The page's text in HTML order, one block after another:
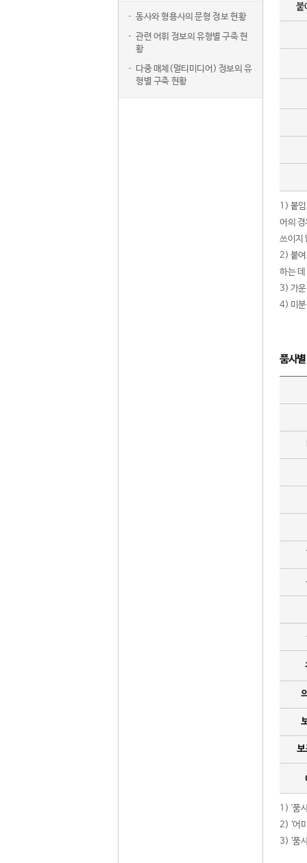
동사와 형용사의 문형 정보 현황
관련 어휘 정보의 유형별 구축 현
황
다중 매체(멀티미디어) 정보의 유
형별 구축 현황
붙
1) 붙
어의
쓰이지
2) 붙여
하는
3) 가운
4) 미분
품사
보
1) '품
2) ‘어
3) ‘품